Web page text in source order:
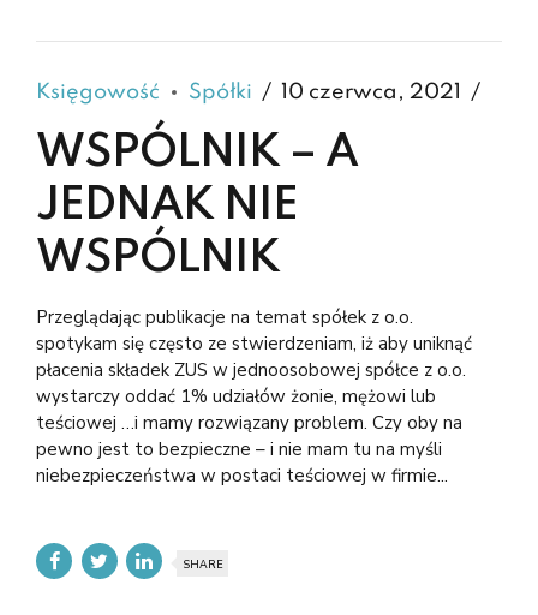
Księgowość Spółki 10 czerwca, 2021
WSPÓLNIK – A
JEDNAK NIE
WSPÓLNIK
Przeglądając publikacje na temat spółek z o.o.
spotykam się często ze stwierdzeniam, iż aby uniknąć
płacenia składek ZUS w jednoosobowej spółce z o.o.
wystarczy oddać 1% udziałów żonie, mężowi lub
teściowej …i mamy rozwiązany problem. Czy oby na
pewno jest to bezpieczne – i nie mam tu na myśli
niebezpieczeństwa w postaci teściowej w firmie...
SHARE